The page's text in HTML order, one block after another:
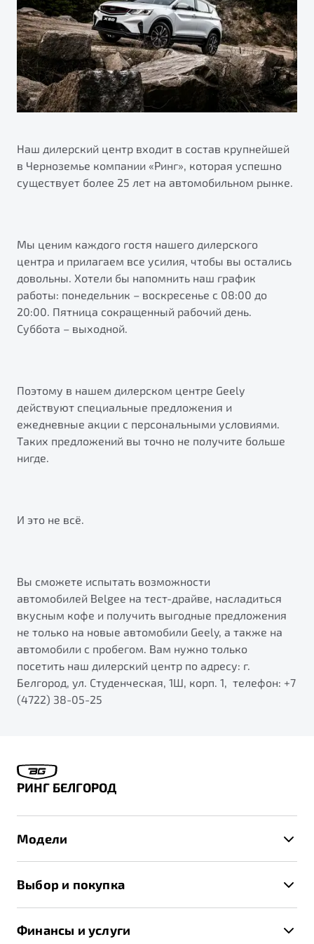
Яркий кроссовер
от 2 219 990 ₽*
Обзор В наличии
S50
Элегантный и практичный седан
от 1 699 990 ₽*
X70
Обзор В наличии
Автокредит
Трейд-ин
Страхование
Расчет КАСКО
Узнайте о специальных выгодах при покупке
автомобиля Belgee
Автомобили в наличии
Тест-драйв
Автокредит
Спецпредложения
ПОДДЕРЖКА
Гарантия Belgee
Belgee Линк
Belgee Клуб
Клиентская поддержка
Помощь на дорогах
Будьте еще более уверены на дорогах с программой
"Помощь на дорогах"
Преимущества программы
Запись на сервис
О дилерском центре
Правовая информация
Наш дилерский центр входит в состав крупнейшей
в Черноземье компании «Ринг», которая успешно
существует более 25 лет на автомобильном рынке.
Мы ценим каждого гостя нашего дилерского
центра и прилагаем все усилия, чтобы вы остались
довольны. Хотели бы напомнить наш график
работы: понедельник – воскресенье с 08:00 до
20:00. Пятница сокращенный рабочий день.
Суббота – выходной.
Поэтому в нашем дилерском центре Geely
действуют специальные предложения и
ежедневные акции с персональными условиями.
Таких предложений вы точно не получите больше
нигде.
И это не всё.
Вы сможете испытать возможности
автомобилей Belgee на тест-драйве, насладиться
вкусным кофе и получить выгодные предложения
не только на новые автомобили Geely, а также на
автомобили с пробегом. Вам нужно только
посетить наш дилерский центр по адресу: г.
Белгород, ул. Студенческая, 1Ш, корп. 1, телефон: +7
(4722) 38-05-25
РИНГ БЕЛГОРОД
Модели
X70
Выбор и покупка
Финансы и услуги